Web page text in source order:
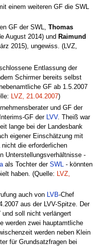
einem weiteren GF die SWL
GF der SWL, Thomas
August 2014) und Raimund
2015), ungewiss. (LVZ,
Entlassung der
Schirmer bereits selbst
GF ab 1.5.2007
LVZ, 21.04.2007)
und GF der
GF der LVV. Theiß war
lange bei der Landesbank
eigener Einschätzung mit
nicht die erforderlichen
Unterstellungsverhältnisse -
als Tochter der SWL - könnten
haben. (Quelle: LVZ,
auch von LVB-Chef
aus der LVV-Spitze. Der
und soll nicht verlängert
werden zwei hauptamtliche
werden neben Klein
für Grundsatzfragen bei